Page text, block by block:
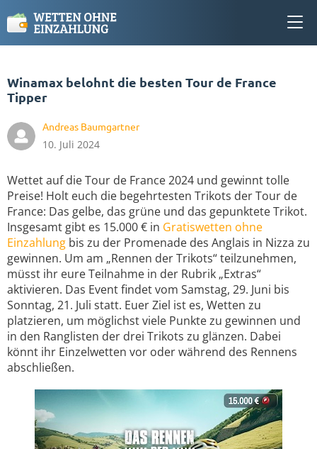
Winamax belohnt die besten Tour de France
Tipper
Andreas Baumgartner
10. Juli 2024
Wettet auf die Tour de France 2024 und gewinnt tolle
Preise! Holt euch die begehrtesten Trikots der Tour de
France: Das gelbe, das grüne und das gepunktete Trikot.
Insgesamt gibt es 15.000 € in Gratiswetten ohne
Einzahlung bis zu der Promenade des Anglais in Nizza zu
gewinnen. Um am „Rennen der Trikots“ teilzunehmen,
müsst ihr eure Teilnahme in der Rubrik „Extras“
aktivieren. Das Event findet vom Samstag, 29. Juni bis
Sonntag, 21. Juli statt. Euer Ziel ist es, Wetten zu
platzieren, um möglichst viele Punkte zu gewinnen und
in den Ranglisten der drei Trikots zu glänzen. Dabei
könnt ihr Einzelwetten vor oder während des Rennens
abschließen.